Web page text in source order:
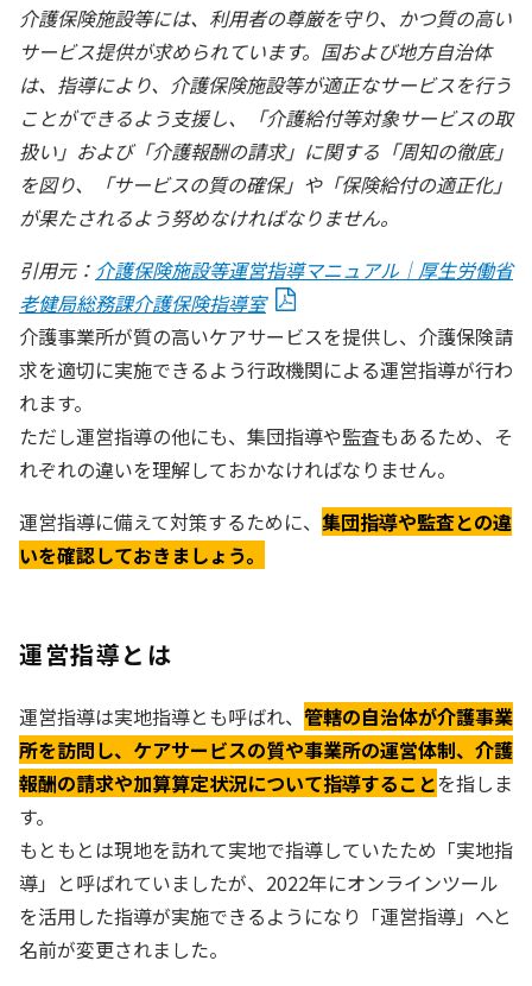
介護保険施設等には、利用者の尊厳を守り、かつ質の高い
サービス提供が求められています。国および地方自治体
は、指導により、介護保険施設等が適正なサービスを行う
ことができるよう支援し、「介護給付等対象サービスの取
扱い」および「介護報酬の請求」に関する「周知の徹底」
を図り、「サービスの質の確保」や「保険給付の適正化」
が果たされるよう努めなければなりません。
引用元： 介護保険施設等運営指導マニュアル｜厚生労働省
老健局総務課介護保険指導室
介護事業所が質の高いケアサービスを提供し、介護保険請
求を適切に実施できるよう行政機関による運営指導が行わ
れます。
ただし運営指導の他にも、集団指導や監査もあるため、そ
れぞれの違いを理解しておかなければなりません。
運営指導に備えて対策するために、 集団指導や監査との違
いを確認しておきましょう。
運営指導とは
運営指導は実地指導とも呼ばれ、 管轄の自治体が介護事業
所を訪問し、ケアサービスの質や事業所の運営体制、介護
報酬の請求や加算算定状況について指導することを指しま
す。
もともとは現地を訪れて実地で指導していたため「実地指
導」と呼ばれていましたが、2022年にオンラインツール
を活用した指導が実施できるようになり「運営指導」へと
名前が変更されました。